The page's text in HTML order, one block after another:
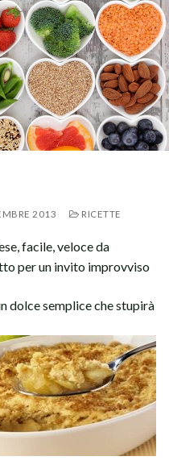
2013 RICETTE
facile, veloce da
per un invito improvviso
dolce semplice che stupirà